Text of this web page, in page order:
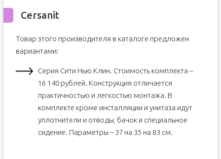
Cersanit
Товар этого производителя в каталоге предложен
вариантами:
Серия Сити Нью Клин. Стоимость комплекта –
16 140 рублей. Конструкция отличается
практичностью и легкостью монтажа. В
комплекте кроме инсталляции и унитаза идут
уплотнители и отводы, бачок и специальное
сидение. Параметры – 37 на 35 на 83 см.